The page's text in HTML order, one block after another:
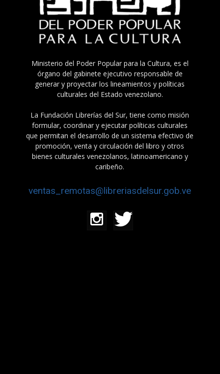
Ministerio del Poder Popular para la Cultura, es el
órgano del gabinete ejecutivo responsable de
generar y proyectar los lineamientos y políticas
culturales del Estado venezolano.
La Fundación Librerías del Sur, tiene como misión
formular, coordinar y ejecutar políticas culturales
que permitan el desarrollo de un sistema efectivo de
promoción, venta y circulación del libro y otros
bienes culturales venezolanos, latinoamericano y
caribeño.
ventas_remotas@libreriasdelsur.gob.ve